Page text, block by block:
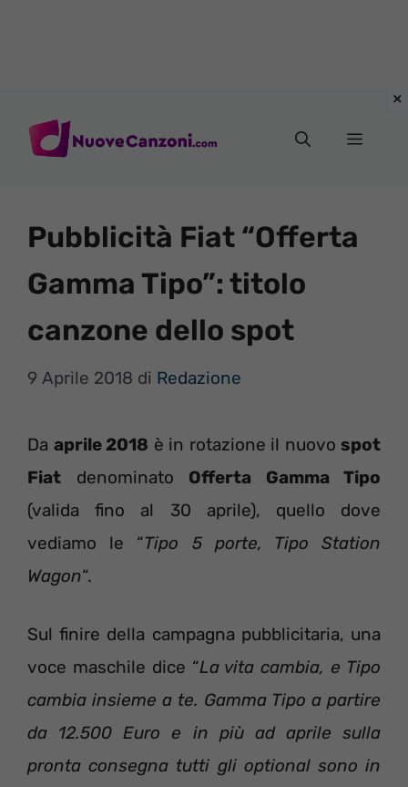
Menu
Pubblicità Fiat “Offerta
Gamma Tipo”: titolo
canzone dello spot
9 Aprile 2018 di Redazione
Da aprile 2018 è in rotazione il nuovo spot
Fiat denominato Offerta Gamma Tipo
(valida fino al 30 aprile), quello dove
vediamo le “Tipo 5 porte, Tipo Station
Wagon“.
Sul finire della campagna pubblicitaria, una
voce maschile dice “La vita cambia, e Tipo
cambia insieme a te. Gamma Tipo a partire
da 12.500 Euro e in più ad aprile sulla
pronta consegna tutti gli optional sono in